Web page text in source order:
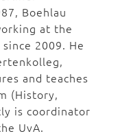
Boehlau
at the
2009. He
and teaches
(History,
is coordinator
UvA.